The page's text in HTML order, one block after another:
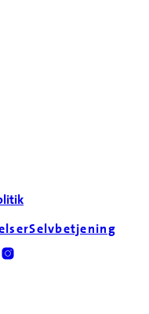
Selvbetjening